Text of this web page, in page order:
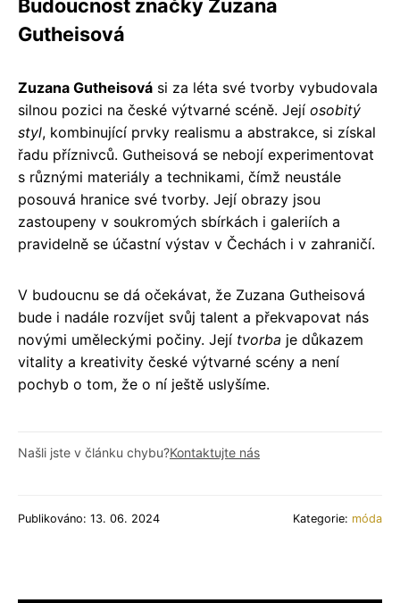
Budoucnost značky Zuzana
Gutheisová
Zuzana Gutheisová si za léta své tvorby vybudovala
silnou pozici na české výtvarné scéně. Její osobitý
styl, kombinující prvky realismu a abstrakce, si získal
řadu příznivců. Gutheisová se nebojí experimentovat
s různými materiály a technikami, čímž neustále
posouvá hranice své tvorby. Její obrazy jsou
zastoupeny v soukromých sbírkách i galeriích a
pravidelně se účastní výstav v Čechách i v zahraničí.
V budoucnu se dá očekávat, že Zuzana Gutheisová
bude i nadále rozvíjet svůj talent a překvapovat nás
novými uměleckými počiny. Její tvorba je důkazem
vitality a kreativity české výtvarné scény a není
pochyb o tom, že o ní ještě uslyšíme.
Našli jste v článku chybu?Kontaktujte nás
Publikováno: 13. 06. 2024 Kategorie: móda